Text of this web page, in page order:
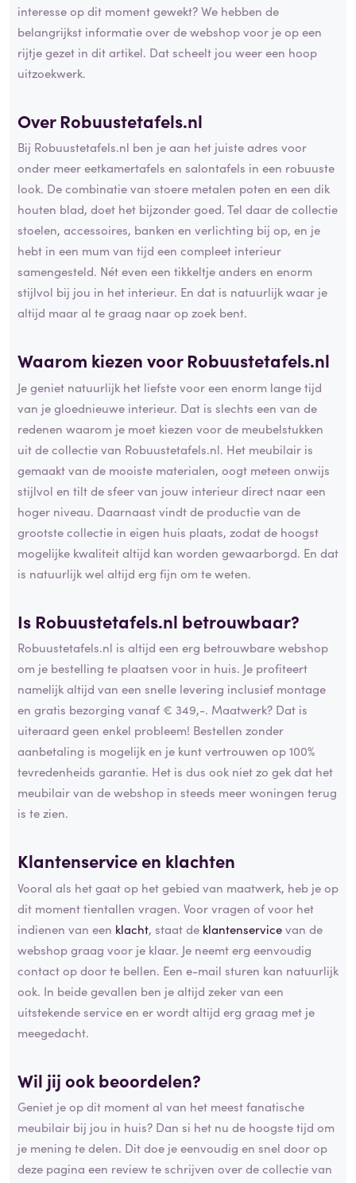
interesse op dit moment gewekt? We hebben de
belangrijkst informatie over de webshop voor je op een
rijtje gezet in dit artikel. Dat scheelt jou weer een hoop
uitzoekwerk.
Over Robuustetafels.nl
Bij Robuustetafels.nl ben je aan het juiste adres voor
onder meer eetkamertafels en salontafels in een robuuste
look. De combinatie van stoere metalen poten en een dik
houten blad, doet het bijzonder goed. Tel daar de collectie
stoelen, accessoires, banken en verlichting bij op, en je
hebt in een mum van tijd een compleet interieur
samengesteld. Nét even een tikkeltje anders en enorm
stijlvol bij jou in het interieur. En dat is natuurlijk waar je
altijd maar al te graag naar op zoek bent.
Waarom kiezen voor Robuustetafels.nl
Je geniet natuurlijk het liefste voor een enorm lange tijd
van je gloednieuwe interieur. Dat is slechts een van de
redenen waarom je moet kiezen voor de meubelstukken
uit de collectie van Robuustetafels.nl. Het meubilair is
gemaakt van de mooiste materialen, oogt meteen onwijs
stijlvol en tilt de sfeer van jouw interieur direct naar een
hoger niveau. Daarnaast vindt de productie van de
grootste collectie in eigen huis plaats, zodat de hoogst
mogelijke kwaliteit altijd kan worden gewaarborgd. En dat
is natuurlijk wel altijd erg fijn om te weten.
Is Robuustetafels.nl betrouwbaar?
Robuustetafels.nl is altijd een erg betrouwbare webshop
om je bestelling te plaatsen voor in huis. Je profiteert
namelijk altijd van een snelle levering inclusief montage
en gratis bezorging vanaf € 349,-. Maatwerk? Dat is
uiteraard geen enkel probleem! Bestellen zonder
aanbetaling is mogelijk en je kunt vertrouwen op 100%
tevredenheids garantie. Het is dus ook niet zo gek dat het
meubilair van de webshop in steeds meer woningen terug
is te zien.
Klantenservice en klachten
Vooral als het gaat op het gebied van maatwerk, heb je op
dit moment tientallen vragen. Voor vragen of voor het
indienen van een klacht, staat de klantenservicevan de
webshop graag voor je klaar. Je neemt erg eenvoudig
contact op door te bellen. Een e-mail sturen kan natuurlijk
ook. In beide gevallen ben je altijd zeker van een
uitstekende service en er wordt altijd erg graag met je
meegedacht.
Wil jij ook beoordelen?
Geniet je op dit moment al van het meest fanatische
meubilair bij jou in huis? Dan si het nu de hoogste tijd om
je mening te delen. Dit doe je eenvoudig en snel door op
deze pagina een review te schrijven over de collectie van